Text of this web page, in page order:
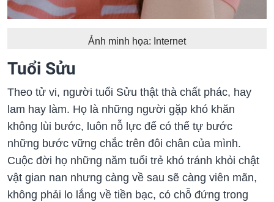
Ảnh minh họa: Internet
Tuổi Sửu
Theo tử vi, người tuổi Sửu thật thà chất phác, hay
lam hay làm. Họ là những người gặp khó khăn
không lùi bước, luôn nỗ lực để có thể tự bước
những bước vững chắc trên đôi chân của mình.
Cuộc đời họ những năm tuổi trẻ khó tránh khỏi chật
vật gian nan nhưng càng về sau sẽ càng viên mãn,
không phải lo lắng về tiền bạc, có chỗ đứng trong